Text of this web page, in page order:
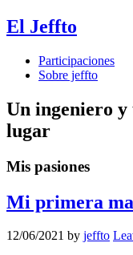
El Jeffto
Participaciones
Sobre jeffto
Un ingeniero y
lugar
Mis pasiones
Mi primera
12/06/2021 by jeffto